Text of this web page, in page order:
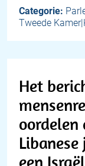
Categorie:
Tweede
Het
oordelen
een